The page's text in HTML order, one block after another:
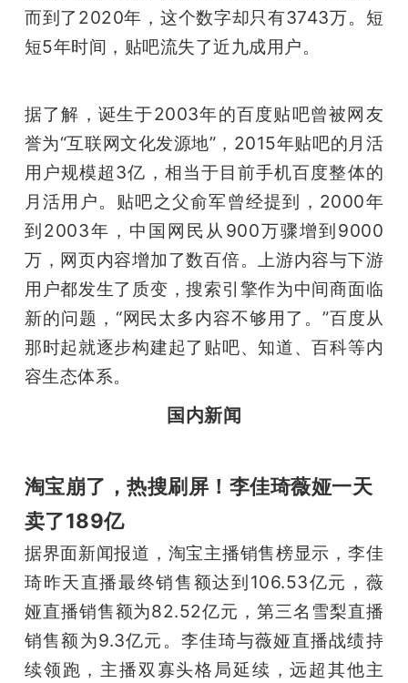
心
专
题
爱
搞
机
而到了2020年，这个数字却只有3743万。短
短5年时间，贴吧流失了近九成用户。
据了解，诞生于2003年的百度贴吧曾被网友
誉为“互联网文化发源地”，2015年贴吧的月活
用户规模超3亿，相当于目前手机百度整体的
月活用户。贴吧之父俞军曾经提到，2000年
到2003年，中国网民从900万骤增到9000
万，网页内容增加了数百倍。上游内容与下游
用户都发生了质变，搜索引擎作为中间商面临
新的问题，“网民太多内容不够用了。”百度从
那时起就逐步构建起了贴吧、知道、百科等内
容生态体系。
国内新闻
淘宝崩了，热搜刷屏！李佳琦薇娅一天
卖了189亿
据界面新闻报道，淘宝主播销售榜显示，李佳
琦昨天直播最终销售额达到106.53亿元，薇
娅直播销售额为82.52亿元，第三名雪梨直播
销售额为9.3亿元。李佳琦与薇娅直播战绩持
续领跑，主播双寡头格局延续，远超其他主